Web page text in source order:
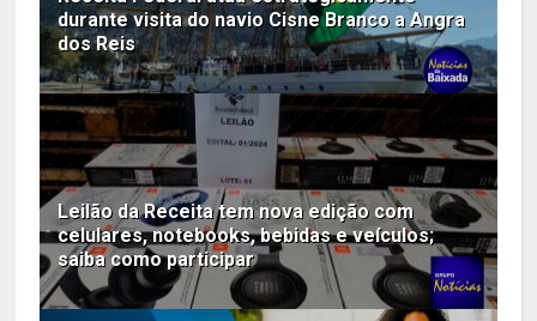
durante visita do navio Cisne Branco a Angra
dos Reis
Leilão da Receita tem nova edição com
celulares, notebooks, bebidas e veículos;
saiba como participar